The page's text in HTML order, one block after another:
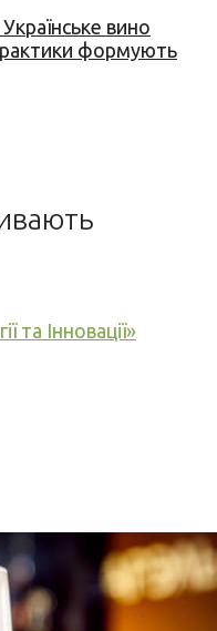
вино
формують
та Інновації»